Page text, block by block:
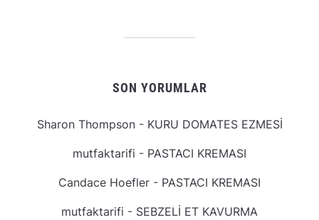
SON YORUMLAR
Sharon Thompson- KURU DOMATES EZMESİ
mutfaktarifi - PASTACI KREMASI
Candace Hoefler - PASTACI KREMASI
mutfaktarifi - SEBZELİ ET KAVURMA